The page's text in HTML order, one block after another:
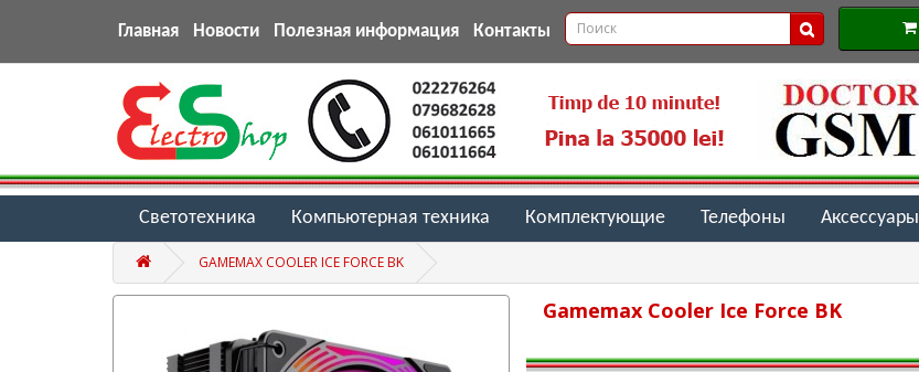
Главная Новости Полезная информация Контакты
Светотехника Компьютерная техника Комплектующие Телефоны Аксессуары
GAMEMAX COOLER ICE FORCE BK
Gamemax Cooler Ice Force BK